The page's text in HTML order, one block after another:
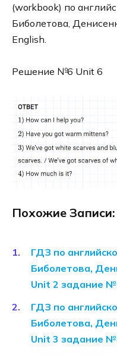
(workbook) по
Биболетова,
English.
Решение №6 Unit 6
Похожие Записи:
ГДЗ по
Биболетова,
Unit 2 задание
ГДЗ по
Биболетова,
Unit 3 задание